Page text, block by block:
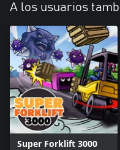
A los usuarios
Super Forklift 3000